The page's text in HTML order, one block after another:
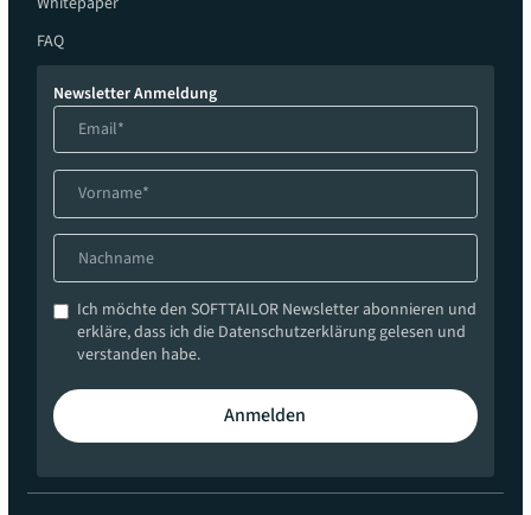
FAQ
Newsletter Anmeldung
Ich möchte den SOFTTAILOR Newsletter abonnieren und
erkläre, dass ich die Datenschutzerklärung gelesen und
verstanden habe.
Anmelden